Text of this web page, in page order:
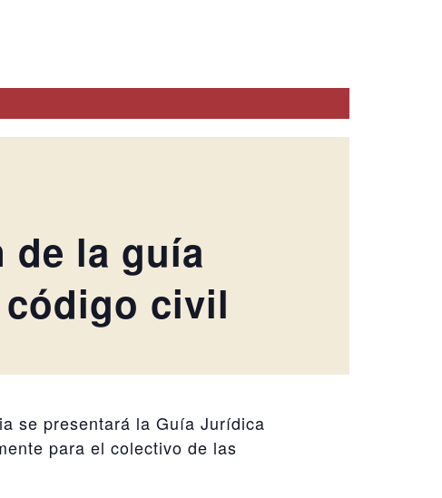
de la guía
civil
se presentará la Guía Jurídica
para el colectivo de las